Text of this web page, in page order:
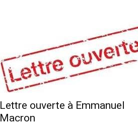
Lettre ouverte à Emmanuel
Macron